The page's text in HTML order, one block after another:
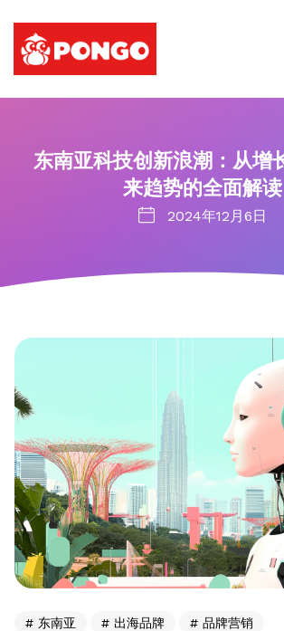
东南亚科技创新浪潮：从增
来趋势的全面解读
2024年12月6日
东南亚 出海品牌 品牌营销